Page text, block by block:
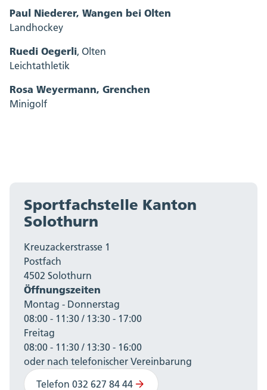
Paul Niederer, Wangen bei Olten
Landhockey
Ruedi Oegerli, Olten
Leichtathletik
Rosa Weyermann, Grenchen
Minigolf
Sportfachstelle Kanton
Solothurn
Kreuzackerstrasse 1
Postfach
4502 Solothurn
Öffnungszeiten
Montag - Donnerstag
08:00 - 11:30 / 13:30 - 17:00
Freitag
08:00 - 11:30 / 13:30 - 16:00
oder nach telefonischer Vereinbarung
Telefon 032 627 84 44